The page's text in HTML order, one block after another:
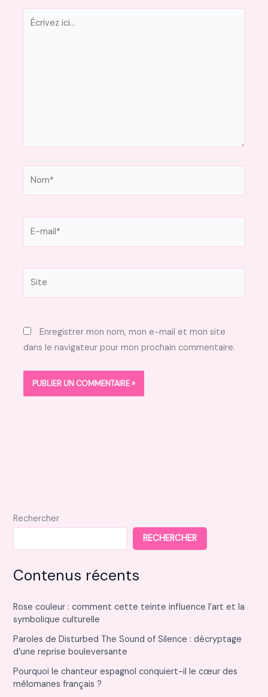
Écrivez
Enregistrer mon nom, mon e-mail et mon site
dans le navigateur pour mon prochain commentaire.
Rechercher
RECHERCHER
Contenus récents
Rose couleur : comment cette teinte influence l’art et la
symbolique culturelle
Paroles de Disturbed The Sound of Silence : décryptage
d’une reprise bouleversante
Pourquoi le chanteur espagnol conquiert-il le cœur des
mélomanes français ?